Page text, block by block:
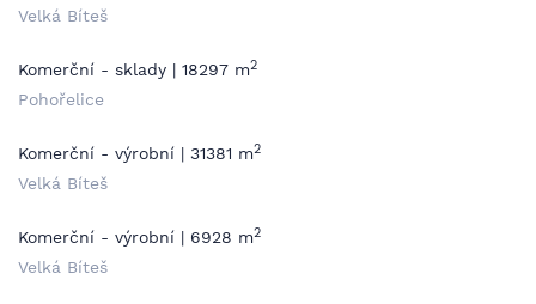
Velká Bíteš
Komerční - sklady | 18297 m2
Pohořelice
Komerční - výrobní | 31381 m2
Velká Bíteš
Komerční - výrobní | 6928 m2
Velká Bíteš